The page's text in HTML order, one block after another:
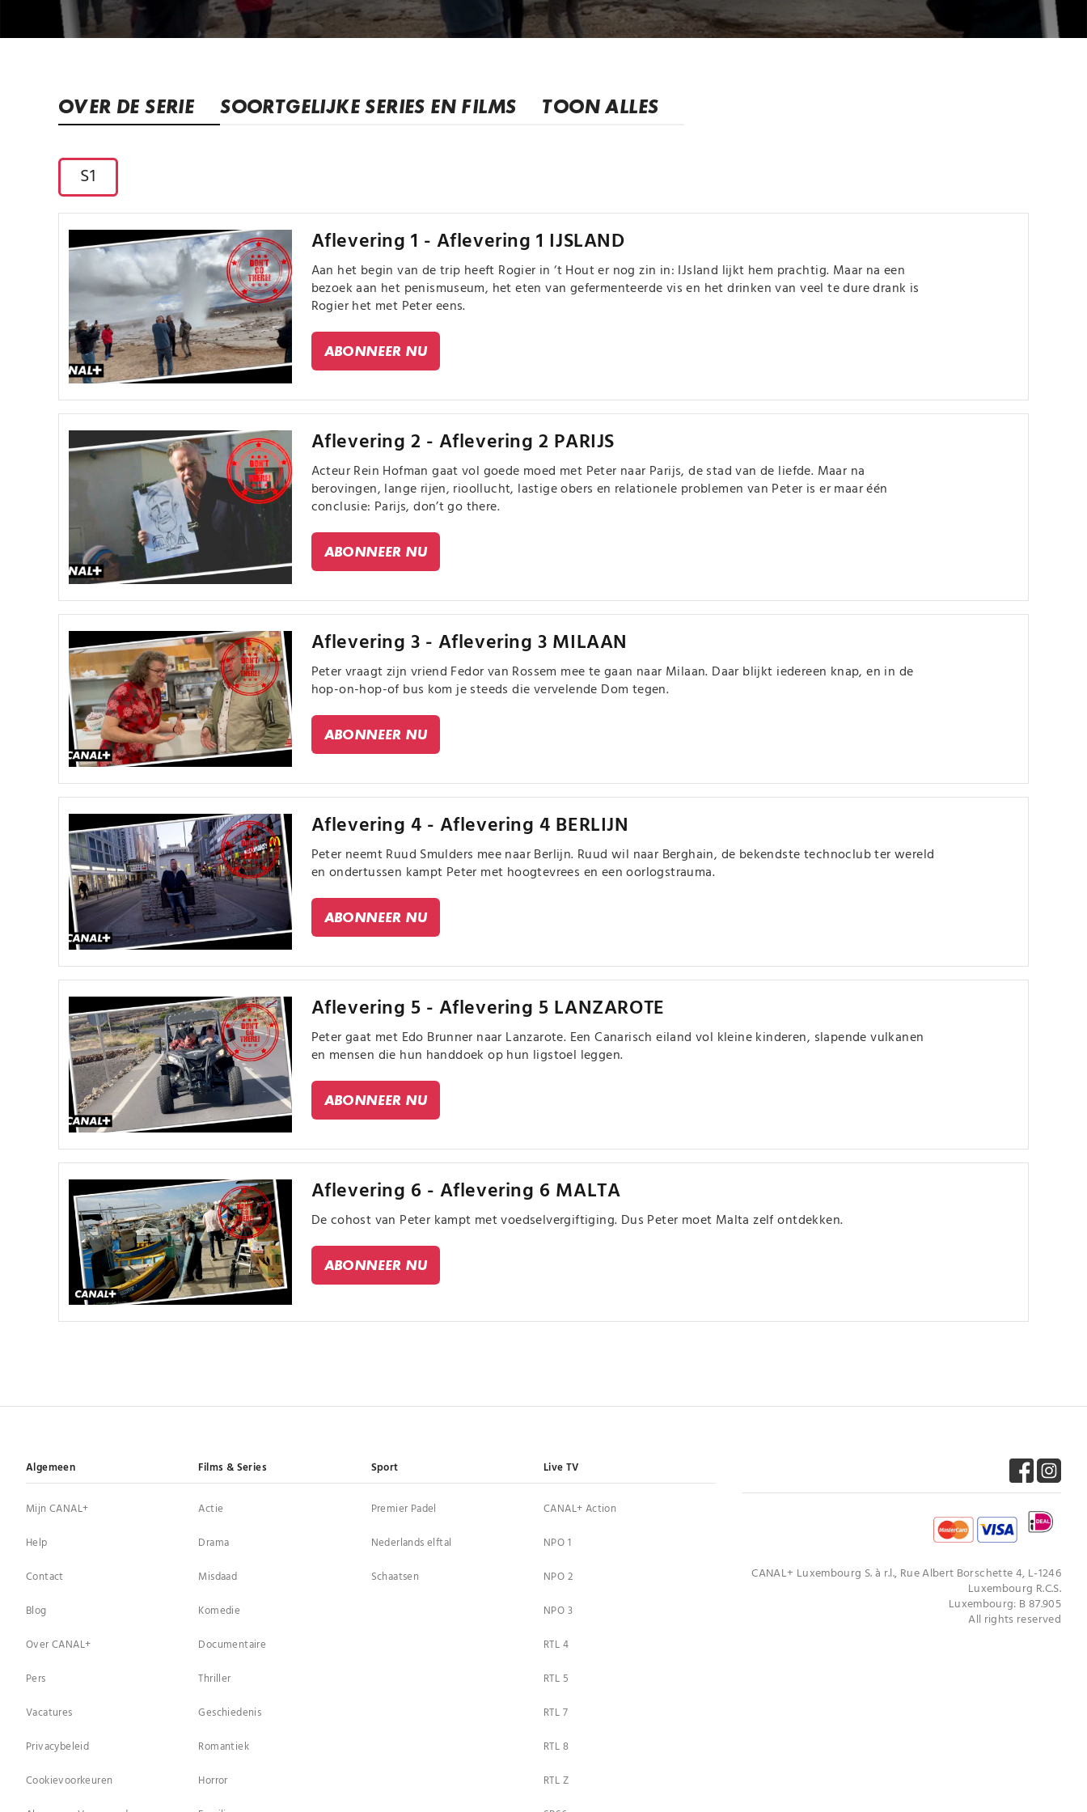
OVER DE SERIE SOORTGELIJKE SERIES EN FILMS TOON ALLES
S1
Aflevering 1 - Aflevering 1 IJSLAND
Aan het begin van de trip heeft Rogier in ‘t Hout er nog zin in: IJsland lijkt hem prachtig. Maar na een
bezoek aan het penismuseum, het eten van gefermenteerde vis en het drinken van veel te dure drank is
Rogier het met Peter eens.
ABONNEER NU
Aflevering 2 - Aflevering 2 PARIJS
Acteur Rein Hofman gaat vol goede moed met Peter naar Parijs, de stad van de liefde. Maar na
berovingen, lange rijen, rioollucht, lastige obers en relationele problemen van Peter is er maar één
conclusie: Parijs, don’t go there.
ABONNEER NU
Aflevering 3 - Aflevering 3 MILAAN
Peter vraagt zijn vriend Fedor van Rossem mee te gaan naar Milaan. Daar blijkt iedereen knap, en in de
hop-on-hop-of bus kom je steeds die vervelende Dom tegen.
ABONNEER NU
Aflevering 4 - Aflevering 4 BERLIJN
Peter neemt Ruud Smulders mee naar Berlijn. Ruud wil naar Berghain, de bekendste technoclub ter wereld
en ondertussen kampt Peter met hoogtevrees en een oorlogstrauma.
ABONNEER NU
Aflevering 5 - Aflevering 5 LANZAROTE
Peter gaat met Edo Brunner naar Lanzarote. Een Canarisch eiland vol kleine kinderen, slapende vulkanen
en mensen die hun handdoek op hun ligstoel leggen.
ABONNEER NU
Aflevering 6 - Aflevering 6 MALTA
De cohost van Peter kampt met voedselvergiftiging. Dus Peter moet Malta zelf ontdekken.
ABONNEER NU
Algemeen
Mijn CANAL+
Help
Contact
Blog
Over CANAL+
Pers
Vacatures
Privacybeleid
Cookievoorkeuren
Films & Series
Actie
Drama
Misdaad
Komedie
Documentaire
Thriller
Geschiedenis
Romantiek
Horror
Sport
Premier Padel
Nederlands elftal
Schaatsen
Live TV
CANAL+ Action
NPO 1
NPO 2
NPO 3
RTL 4
RTL 5
RTL 7
RTL 8
RTL Z
CANAL+ Luxembourg S. à r.l., Rue Albert Borschette 4, L-1246
Luxembourg R.C.S.
Luxembourg: B 87.905
All rights reserved